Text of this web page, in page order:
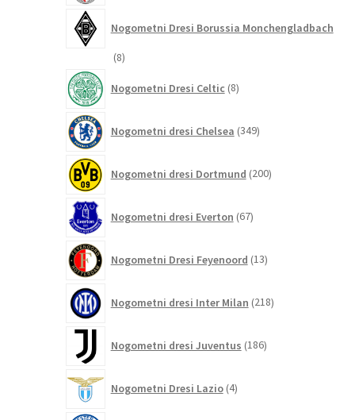
Nogometni Dresi Borussia Monchengladbach
88
Nogometni Dresi Celtic 8izdelkov
Nogometni dresi Chelsea 349izdelkov
Nogometni dresi Dortmund 200izdelkov
Nogometni dresi Everton 67izdelkov
Nogometni Dresi Feyenoord 13izdelkov
Nogometni dresi Inter Milan 218izdelkov
Nogometni dresi Juventus 186izdelkov
Nogometni Dresi Lazio 4izdelki